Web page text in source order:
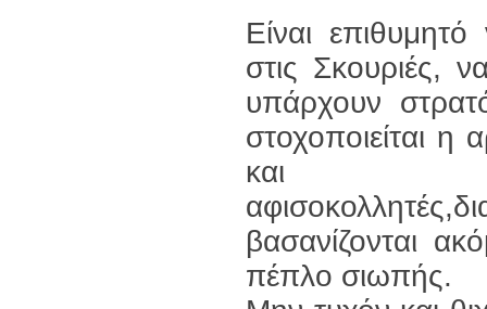
Είναι επιθυμητό
στις Σκουριές,
υπάρχουν
στοχοποιείται
και να
βασανίζονται
πέπλο σιωπής.